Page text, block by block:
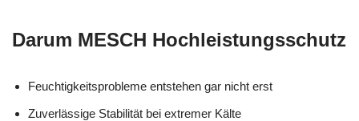
Darum MESCH Hochleistungsschutz
Feuchtigkeitsprobleme entstehen gar nicht erst
Zuverlässige Stabilität bei extremer Kälte